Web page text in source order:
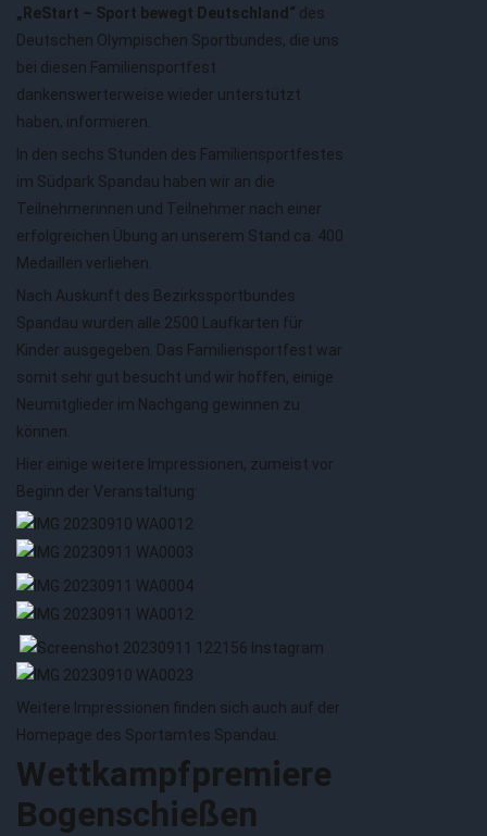
„ReStart – Sport bewegt Deutschland“ des
Deutschen Olympischen Sportbundes, die uns
bei diesen Familiensportfest
dankenswerterweise wieder unterstützt
haben, informieren.
In den sechs Stunden des Familiensportfestes
im Südpark Spandau haben wir an die
Teilnehmerinnen und Teilnehmer nach einer
erfolgreichen Übung an unserem Stand ca. 400
Medaillen verliehen.
Nach Auskunft des Bezirkssportbundes
Spandau wurden alle 2500 Laufkarten für
Kinder ausgegeben. Das Familiensportfest war
somit sehr gut besucht und wir hoffen, einige
Neumitglieder im Nachgang gewinnen zu
können.
Hier einige weitere Impressionen, zumeist vor
Beginn der Veranstaltung:
Weitere Impressionen finden sich auch auf der
Homepage des Sportamtes Spandau.
Wettkampfpremiere
Bogenschießen